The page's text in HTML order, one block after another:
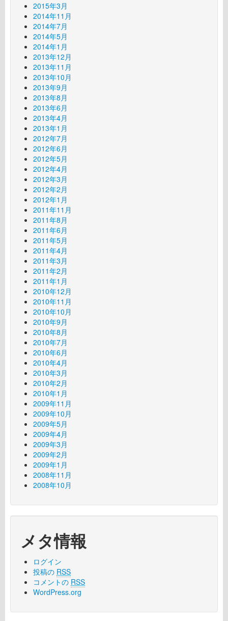
2015年3月
2014年11月
2014年7月
2014年5月
2014年1月
2013年12月
2013年11月
2013年10月
2013年9月
2013年8月
2013年6月
2013年4月
2013年1月
2012年7月
2012年6月
2012年5月
2012年4月
2012年3月
2012年2月
2012年1月
2011年11月
2011年8月
2011年6月
2011年5月
2011年4月
2011年3月
2011年2月
2011年1月
2010年12月
2010年11月
2010年10月
2010年9月
2010年8月
2010年7月
2010年6月
2010年4月
2010年3月
2010年2月
2010年1月
2009年11月
2009年10月
2009年5月
2009年4月
2009年3月
2009年2月
2009年1月
2008年11月
2008年10月
メタ情報
ログイン
投稿の RSS
コメントの RSS
WordPress.org